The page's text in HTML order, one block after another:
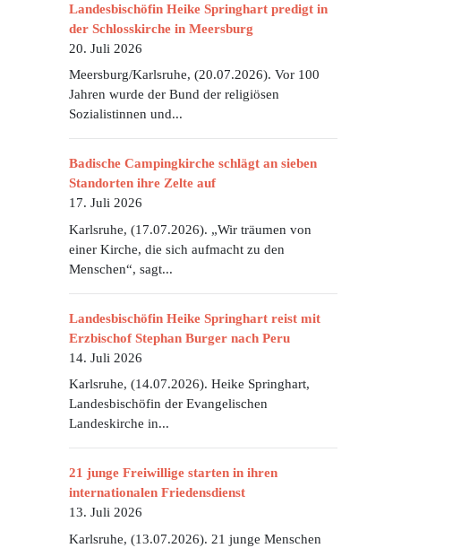
Landesbischöfin Heike Springhart predigt in
der Schlosskirche in Meersburg
20. Juli 2026
Meersburg/Karlsruhe, (20.07.2026). Vor 100
Jahren wurde der Bund der religiösen
Sozialistinnen und...
Badische Campingkirche schlägt an sieben
Standorten ihre Zelte auf
17. Juli 2026
Karlsruhe, (17.07.2026). „Wir träumen von
einer Kirche, die sich aufmacht zu den
Menschen“, sagt...
Landesbischöfin Heike Springhart reist mit
Erzbischof Stephan Burger nach Peru
14. Juli 2026
Karlsruhe, (14.07.2026). Heike Springhart,
Landesbischöfin der Evangelischen
Landeskirche in...
21 junge Freiwillige starten in ihren
internationalen Friedensdienst
13. Juli 2026
Karlsruhe, (13.07.2026). 21 junge Menschen